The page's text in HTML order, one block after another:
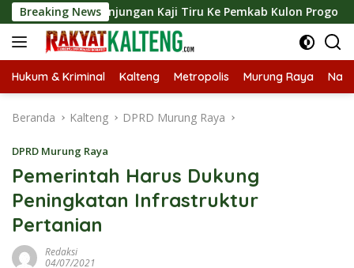
Langsung
ke
konten
Breaking News
Kunjungan Kaji Tiru Ke Pemkab Kulon Progo
Hukum & Kriminal Kalteng Metropolis Murung Raya
Beranda Kalteng DPRD Murung Raya
DPRD Murung Raya
Pemerintah Harus Dukung
Peningkatan Infrastruktur
Pertanian
Redaksi
04/07/2021